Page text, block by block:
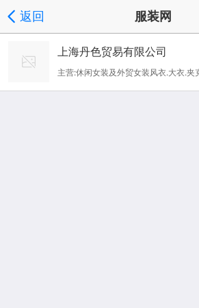
返回 服装网
上海丹色贸易有限公司
主营:休闲女装及外贸女装风衣.大衣.夹
子，裙子，服饰等